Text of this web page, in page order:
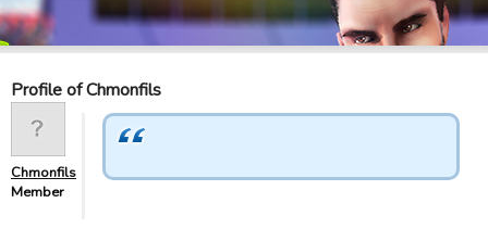
Profile of Chmonfils
Chmonfils
Member